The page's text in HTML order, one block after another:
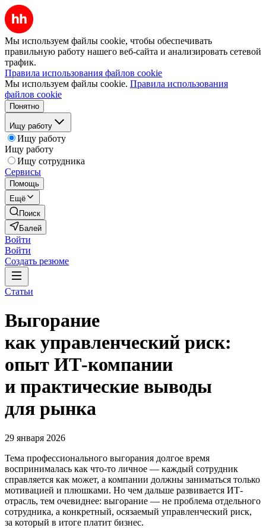
Мы используем файлы cookie, чтобы обеспечивать
правильную работу нашего веб-сайта и анализировать сетевой
трафик.
Правила использования файлов cookie
Мы используем файлы cookie. Правила использования
файлов cookie
Понятно
Ищу работу
Ищу работу
Ищу работу
Ищу сотрудника
Сервисы
Помощь
Ещё
Поиск
Балей
Войти
Войти
Создать резюме
Статьи
Выгорание
как управленческий риск:
опыт ИТ-компании
и практические выводы
для рынка
29 января 2026
Тема профессионального выгорания долгое время
воспринималась как что-то личное — каждый сотрудник
справляется как может, а компании должны заниматься только
мотивацией и плюшками. Но чем дальше развивается ИТ-
отрасль, тем очевиднее: выгорание — не проблема отдельного
сотрудника, а конкретный, осязаемый управленческий риск,
за который в итоге платит бизнес.